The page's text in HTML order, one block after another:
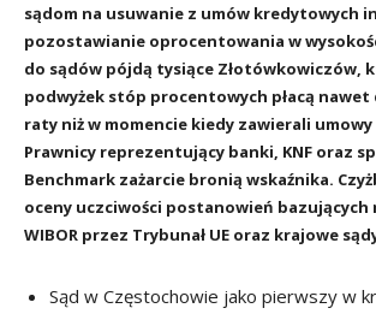
sądom na usuwanie z umów kredytowych
pozostawianie oprocentowania w
do sądów pójdą tysiące Złotówkowiczów,
podwyżek stóp procentowych płacą nawet
raty niż w momencie kiedy zawierali
Prawnicy reprezentujący banki, KNF oraz
Benchmark zażarcie bronią wskaźnika.
oceny uczciwości postanowień bazujących
WIBOR przez Trybunał UE oraz krajowe
Sąd w Częstochowie jako pierwszy w